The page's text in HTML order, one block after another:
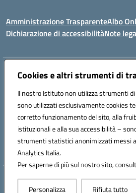
Cookies e altri strumenti di
Il nostro Istituto non utilizza strumenti
sono utilizzati esclusivamente cookies
corretto funzionamento del sito, alla
istituzionali e alla sua accessibilità –
strumenti statistici anonimizzati messi
Analytics Italia.
Per saperne di più sul nostro sito,
Personalizza Rifiuta tutto
Amministrazione TrasparenteAlbo
Dichiarazione di accessibilitàNote
Indirizzo:Via Coniugi Crigna – Cap. 89861 –
Posta elettronica certificata (PEC):
Codice fiscale: 96012410799
Codice meccanografico:VVIC82200D
Codice Indice delle Pubbliche
Codice unico di fatturazione (CUF): UFUKAE
Hosting & Powered by 3D